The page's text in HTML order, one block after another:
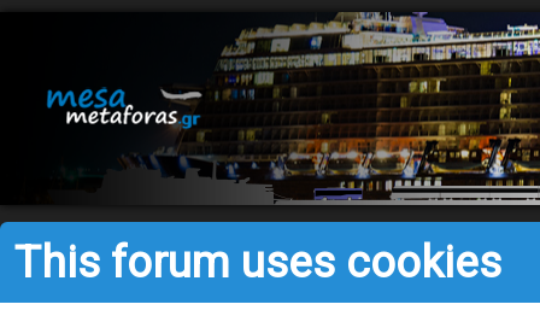
This forum uses cookies